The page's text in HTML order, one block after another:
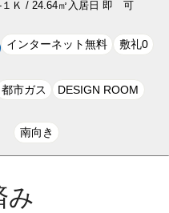
１Ｋ / 24.64㎡ 入居日 即 可
インターネット無料 敷礼0
都市ガス DESIGN ROOM
南向き
み